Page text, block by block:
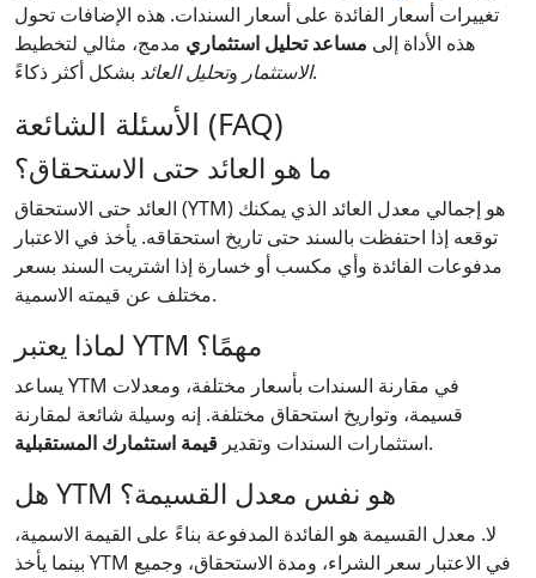
تغييرات أسعار الفائدة على أسعار السندات. هذه الإضافات تحول
هذه الأداة إلى مساعد تحليل استثماري مدمج، مثالي لتخطيط
الاستثمار وتحليل العائد بشكل أكثر ذكاءً.
الأسئلة الشائعة (FAQ)
ما هو العائد حتى الاستحقاق؟
العائد حتى الاستحقاق (YTM) هو إجمالي معدل العائد الذي يمكنك
توقعه إذا احتفظت بالسند حتى تاريخ استحقاقه. يأخذ في الاعتبار
مدفوعات الفائدة وأي مكسب أو خسارة إذا اشتريت السند بسعر
مختلف عن قيمته الاسمية.
لماذا يعتبر YTM مهمًا؟
يساعد YTM في مقارنة السندات بأسعار مختلفة، ومعدلات
قسيمة، وتواريخ استحقاق مختلفة. إنه وسيلة شائعة لمقارنة
استثمارات السندات وتقدير قيمة استثمارك المستقبلية .
هل YTM هو نفس معدل القسيمة؟
لا. معدل القسيمة هو الفائدة المدفوعة بناءً على القيمة الاسمية،
بينما يأخذ YTM في الاعتبار سعر الشراء، ومدة الاستحقاق، وجميع